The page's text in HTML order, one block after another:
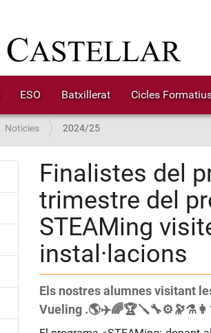
ESO Batxillerat Cicles
Noticies 2024/25
Finalistes del
trimestre del
STEAMing
instal·lacions
Els nostres alumnes visitant
Vueling